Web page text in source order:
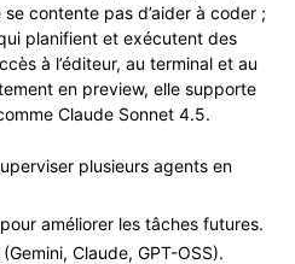
contente pas d’aider à coder ;
planifient et exécutent des
à l’éditeur, au terminal et au
en preview, elle supporte
Claude Sonnet 4.5.
plusieurs agents en
améliorer les tâches futures.
Claude, GPT-OSS).